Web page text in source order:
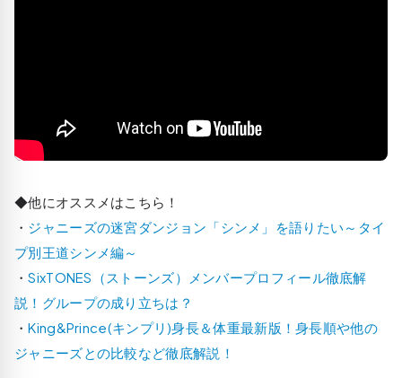
◆他にオススメはこちら！
・ ジャニーズの迷宮ダンジョン「シンメ」を語りたい～タイ
プ別王道シンメ編～
・SixTONES（ストーンズ）メンバープロフィール徹底解
説！グループの成り立ちは？
・King&Prince(キンプリ)身長＆体重最新版！身長順や他の
ジャニーズとの比較など徹底解説！